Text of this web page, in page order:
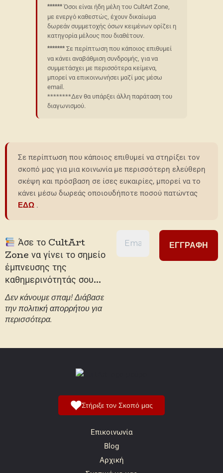
****** Όσοι είναι ήδη μέλη του CultArt Zone,
με ενεργό καθεστώς, έχουν δικαίωμα
δωρεάν συμμετοχής όσων κειμένων ορίζει η
κατηγορία μέλους που διαθέτουν.
******* Σε περίπτωση που κάποιος επιθυμεί
να κάνει αναβάθμιση συνδρομής, για να
συμμετάσχει με περισσότερα κείμενα,
μπορεί να επικοινωνήσει μαζί μας μέσω
email.
********Δεν θα υπάρξει άλλη παράταση του
διαγωνισμού.
Σε περίπτωση που κάποιος επιθυμεί να στηρίξει τον
σκοπό μας για μια κοινωνία με περισσότερη ελεύθερη
σκέψη και πρόσβαση σε ίσες ευκαιρίες, μπορεί να το
κάνει μέσω δωρεάς οποιουδήποτε ποσού πατώντας
ΕΔΩ .
Άσε το CultArt
Zone να γίνει το σημείο
έμπνευσης της
καθημερινότητάς σου...
Δεν κάνουμε σπαμ! Διάβασε
την πολιτική απορρήτου για
περισσότερα.
Στήριξε τον Σκοπό μας
Επικοινωνία
Blog
Αρχική